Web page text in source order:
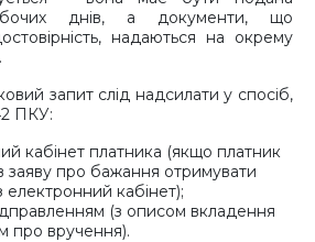
днів, а документи, що
надаються на окрему
запит слід надсилати у спосіб,
ПКУ:
кабінет платника (якщо платник
заяву про бажання отримувати
кабінет);
(з описом вкладення
про вручення).